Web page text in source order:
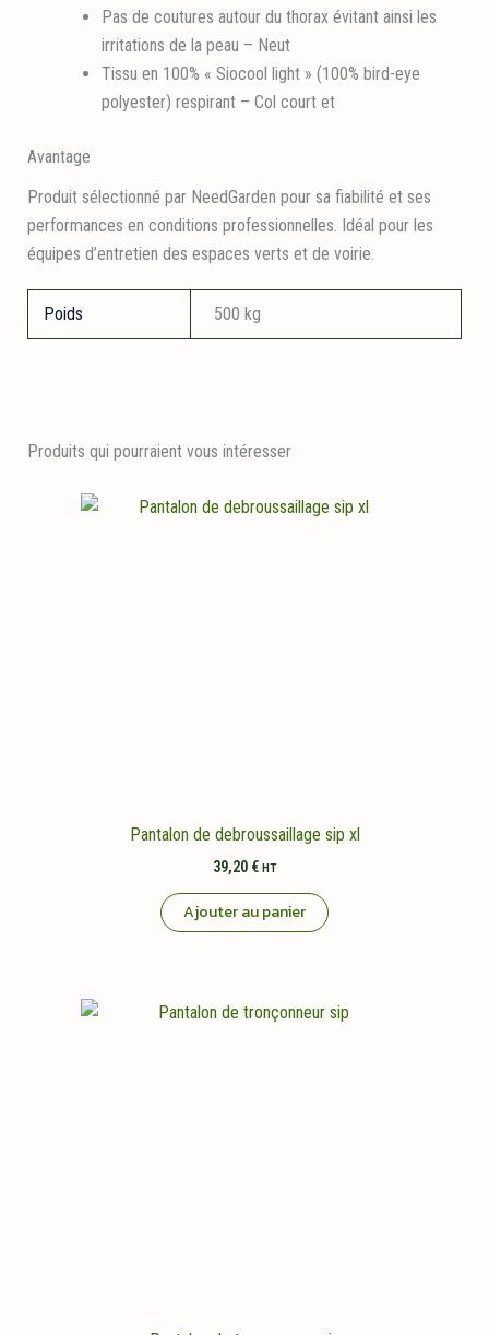
Pas de coutures autour du thorax évitant ainsi les
irritations de la peau – Neut
Tissu en 100% « Siocool light » (100% bird-eye
polyester) respirant – Col court et
Avantage
Produit sélectionné par NeedGarden pour sa fiabilité et ses
performances en conditions professionnelles. Idéal pour les
équipes d’entretien des espaces verts et de voirie.
Poids 500 kg
Produits qui pourraient vous intéresser
Pantalon de debroussaillage sip xl
39,20 € HT
Ajouter au panier